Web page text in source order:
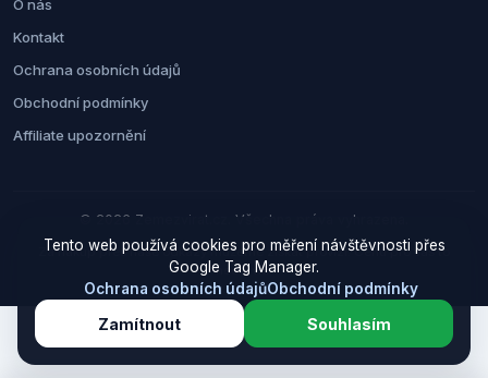
O nás
Kontakt
Ochrana osobních údajů
Obchodní podmínky
Affiliate upozornění
© 2026 Zemezvirat.cz. Všechna práva vyhrazena.
Za nákup přes naše odkazy můžeme získat provizi. Cenu pro vás to
neovlivní.
Tento web používá cookies pro měření návštěvnosti přes
Google Tag Manager.
Ochrana osobních údajůObchodní podmínky
Zamítnout Souhlasím